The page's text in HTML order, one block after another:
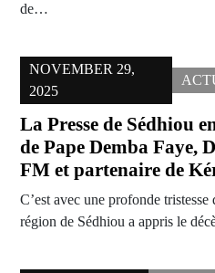
de…
NOVEMBER 29,
2025
La Presse de Sédhiou
de Pape Demba Faye,
FM et partenaire de
C’est avec une profonde
région de Sédhiou a appris le